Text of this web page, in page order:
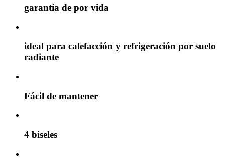
garantía de por vida
ideal para calefacción y refrigeración por suelo
radiante
Fácil de mantener
4 biseles